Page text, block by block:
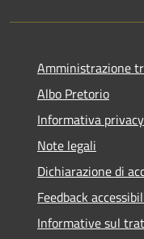
Amministrazione
Albo Pretorio
Informativa privacy
Note legali
Dichiarazione di
Feedback
Informative sul